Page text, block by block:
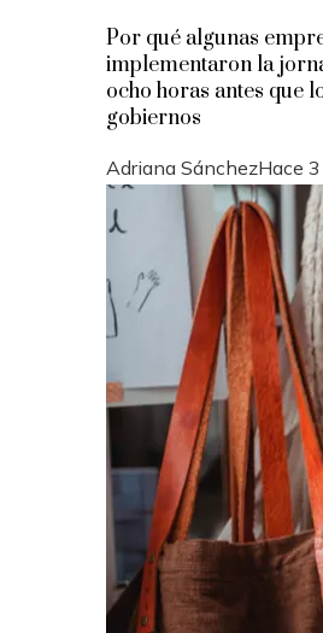
Por qué algunas
implementaron la
ocho horas antes que
gobiernos
Adriana SánchezHace